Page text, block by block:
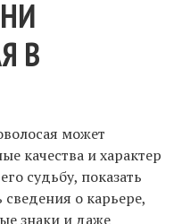
В
может
качества и характер
судьбу, показать
о карьере,
знаки и даже